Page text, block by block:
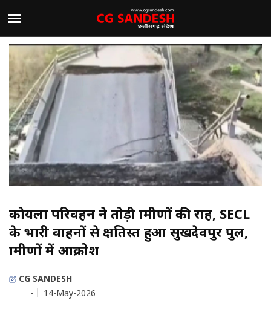
कोयला परिवहन ने तोड़ी ग्रामीणों की राह, SECL
के भारी वाहनों से क्षतिग्रस्त हुआ सुखदेवपुर पुल,
ग्रामीणों में आक्रोश
CG SANDESH
-
14-May-2026